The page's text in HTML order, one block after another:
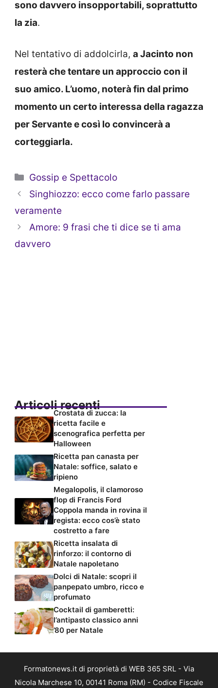
sono davvero insopportabili, soprattutto
la zia.
Nel tentativo di addolcirla, a Jacinto non
resterà che tentare un approccio con il
suo amico. L’uomo, noterà fin dal primo
momento un certo interessa della ragazza
per Servante e così lo convincerà a
corteggiarla.
Categorie
Gossip e Spettacolo
Singhiozzo: ecco come farlo passare
veramente
Amore: 9 frasi che ti dice se ti ama
davvero
Articoli recenti
Crostata di zucca: la
ricetta facile e
scenografica perfetta per
Halloween
Ricetta pan canasta per
Natale: soffice, salato e
ripieno
Megalopolis, il clamoroso
flop di Francis Ford
Coppola manda in rovina il
regista: ecco cos’è stato
costretto a fare
Ricetta insalata di
rinforzo: il contorno di
Natale napoletano
Dolci di Natale: scopri il
panpepato umbro, ricco e
profumato
Cocktail di gamberetti:
l’antipasto classico anni
’80 per Natale
Formatonews.it di proprietà di WEB 365 SRL - Via
Nicola Marchese 10, 00141 Roma (RM) - Codice Fiscale